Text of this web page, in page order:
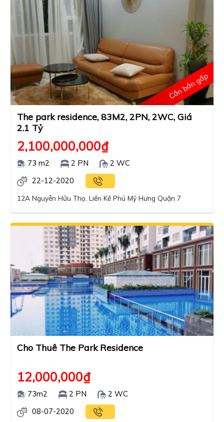
Cần bán gấp
The park residence, 83M2, 2PN, 2WC, Giá
2.1 Tỷ
2,100,000,000₫
73 m2 2 PN
2 WC
22-12-2020
12A Nguyễn Hữu Thọ, Liền Kề Phú Mỹ Hưng Quận 7
Cho Thuê The Park Residence
12,000,000₫
73m2 2 PN
2 WC
08-07-2020